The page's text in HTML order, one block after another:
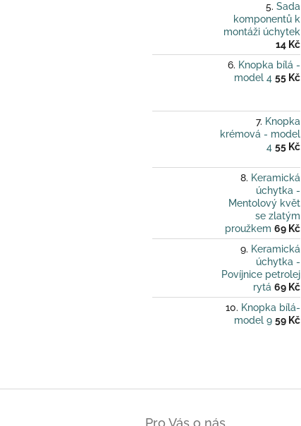
Sada
komponentů k
montáži úchytek
14 Kč
Knopka bílá -
model 4 55 Kč
Knopka
krémová - model
4 55 Kč
Keramická
úchytka -
Mentolový květ
se zlatým
proužkem 69 Kč
Keramická
úchytka -
Povíjnice petrolej
rytá 69 Kč
Knopka bílá-
model 9 59 Kč